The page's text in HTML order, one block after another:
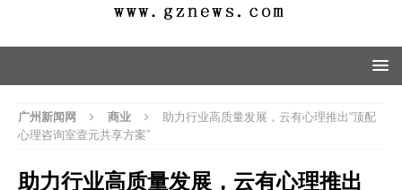
广州新闻网 商业
助力行业高质量发展，云有心理推出“顶配
心理咨询室壹元共享方案”
助力行业高质量发展，云有心理推出